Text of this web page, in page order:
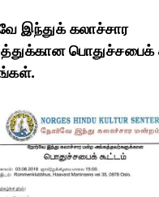
இந்துக் கலாச்சார
பொதுச்சபைக்